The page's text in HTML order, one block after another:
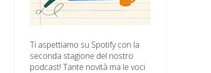
Ti aspettiamo su Spotify con la
seconda stagione del nostro
podcast! Tante novità ma le voci